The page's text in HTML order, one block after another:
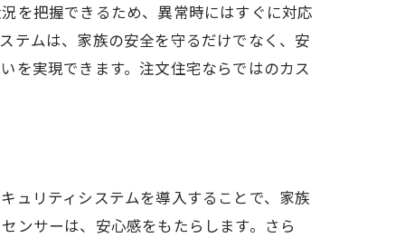
を把握できるため、異常時にはすぐに対応
テムは、家族の安全を守るだけでなく、安
を実現できます。注文住宅ならではのカス
ュリティシステムを導入することで、家族
ンサーは、安心感をもたらします。さら